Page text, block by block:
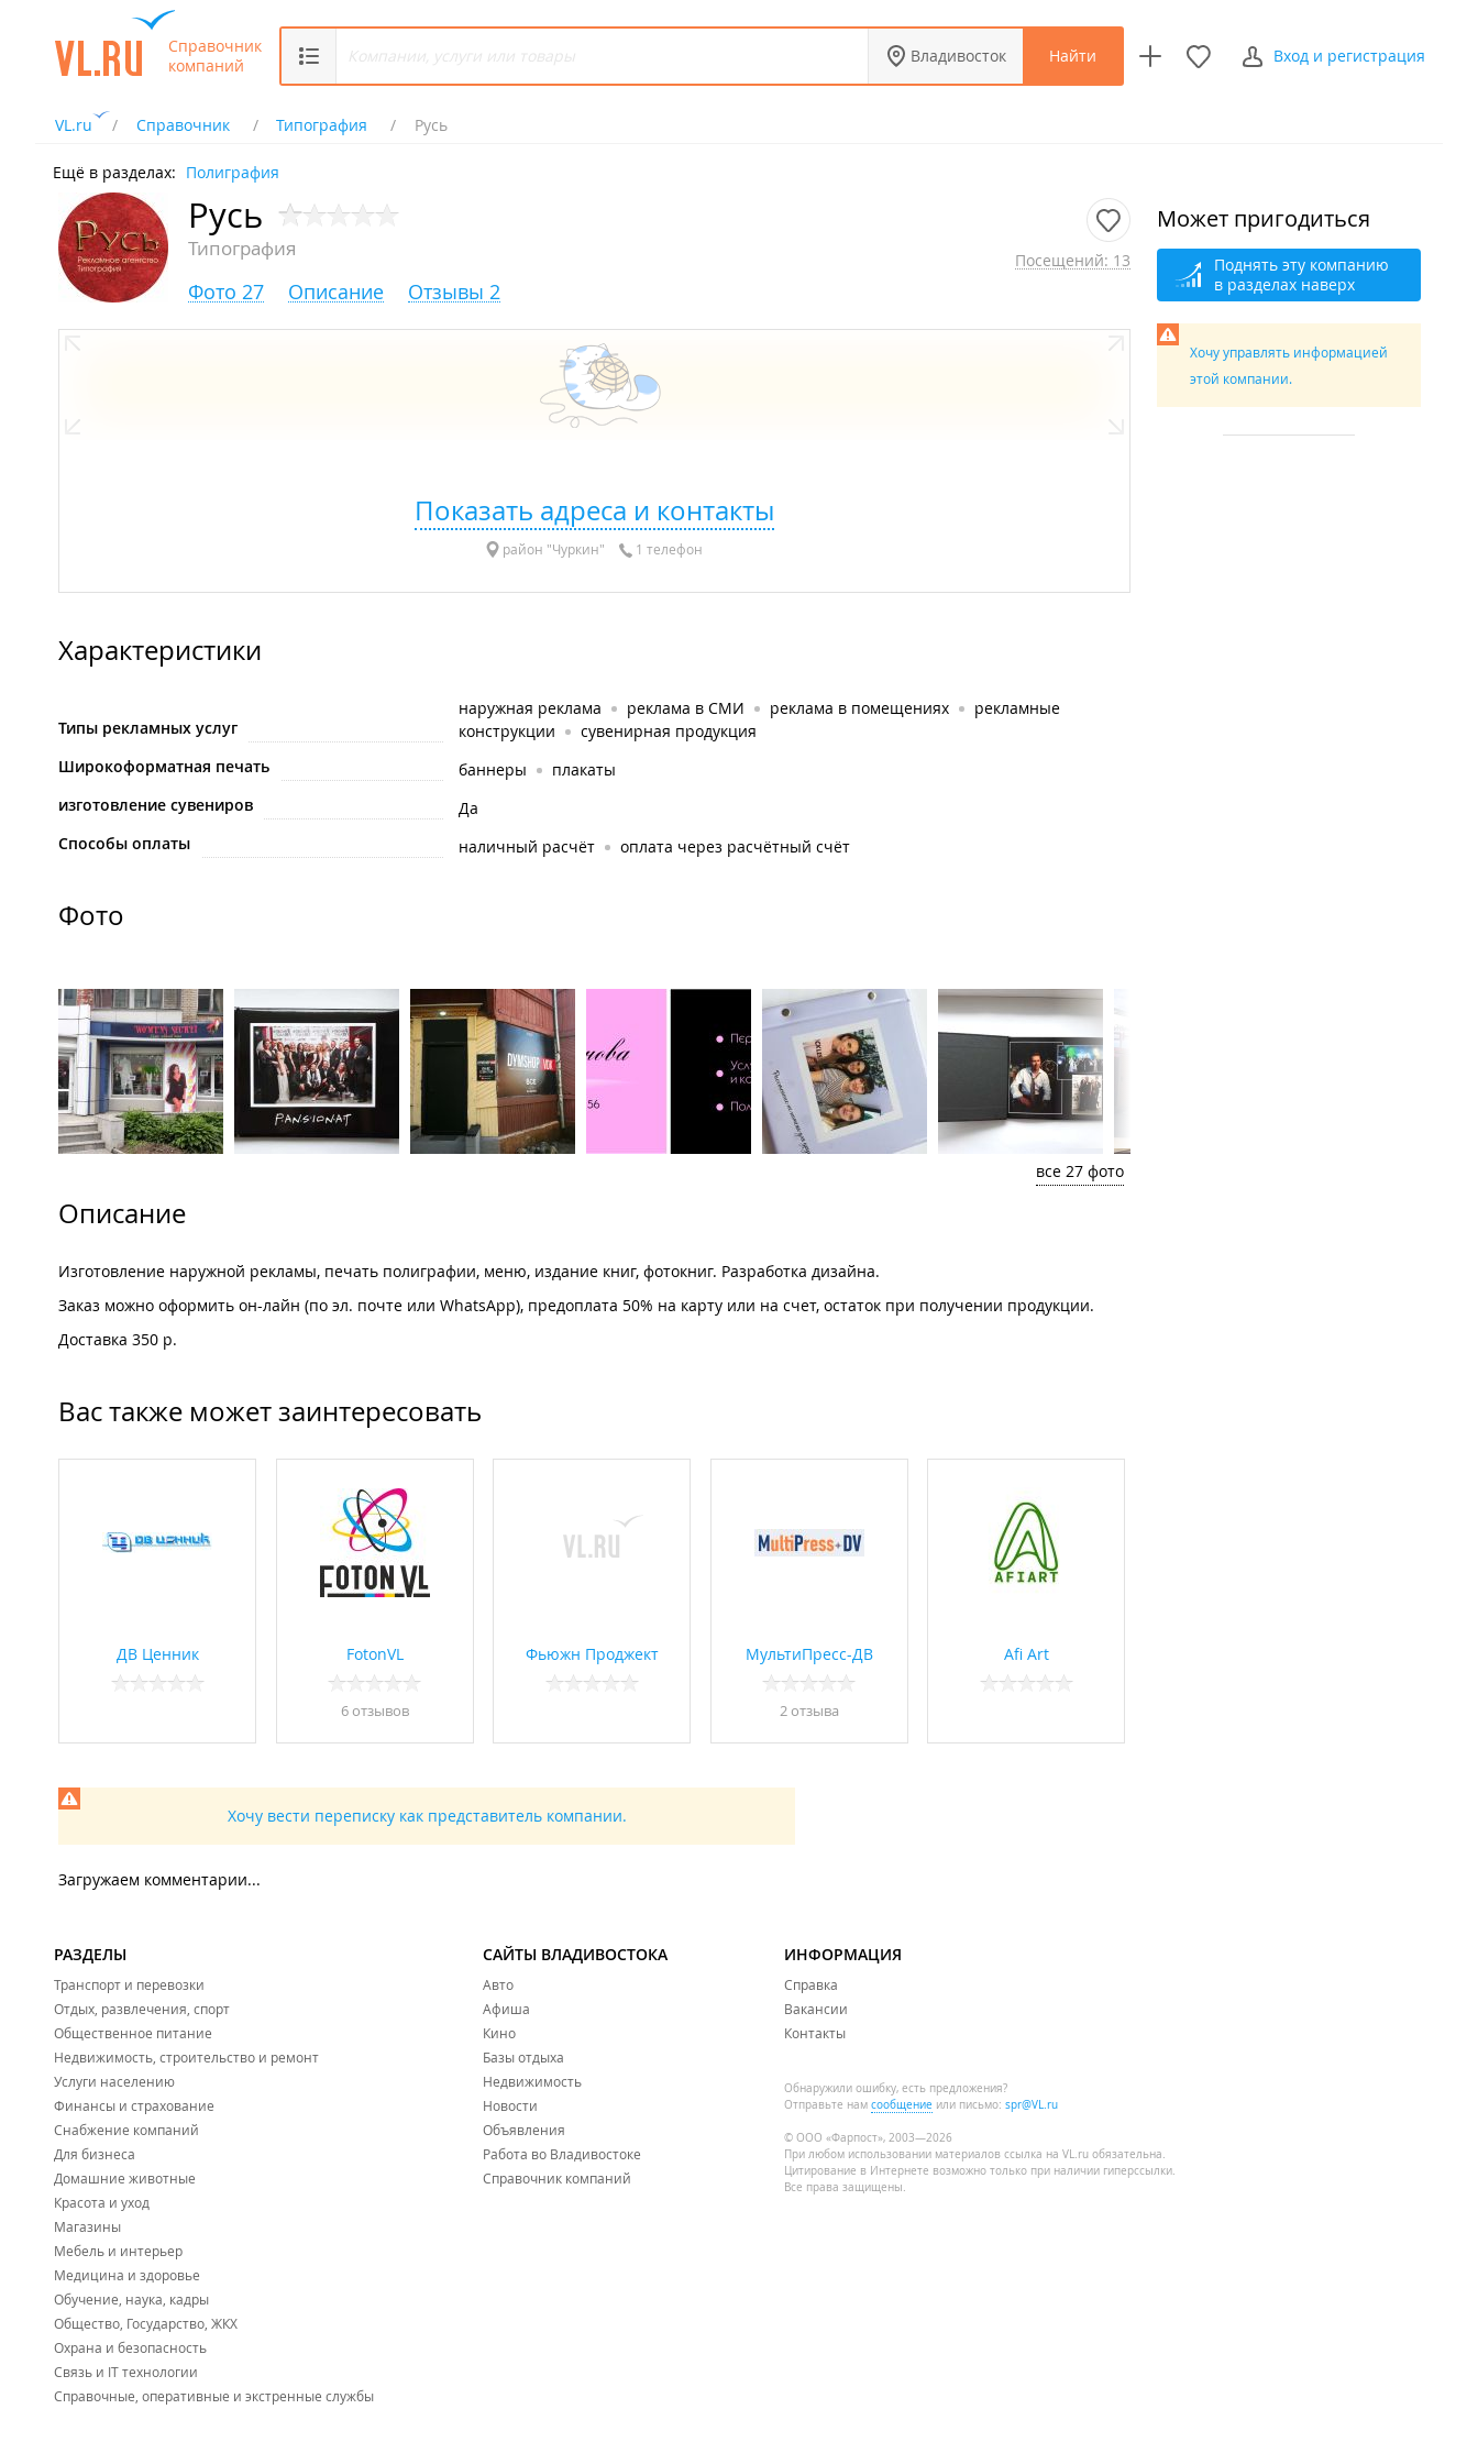
Справочник
компаний
Владивосток Найти Вход и регистрация
VL.ru Справочник Типография Русь
Ещё в разделах: Полиграфия
Русь
Типография Посещений: 13
Фото 27 Описание Отзывы 2
Показать адреса и контакты
район "Чуркин" 1 телефон
Характеристики
Типы рекламных услуг
наружная реклама реклама в СМИ реклама в помещениях
рекламные
конструкции
сувенирная продукция
Широкоформатная печать
баннеры
плакаты
изготовление сувениров
Да
Способы оплаты
наличный расчёт оплата через расчётный счёт
Фото
все 27 фото
Описание
Изготовление наружной рекламы, печать полиграфии, меню, издание книг, фотокниг. Разработка дизайна.
Заказ можно оформить он-лайн (по эл. почте или WhatsApp), предоплата 50% на карту или на счет, остаток при получении продукции.
Доставка 350 р.
Вас также может заинтересовать
ДВ Ценник FotonVL
6 отзывов
Фьюжн Проджект МультиПресс-ДВ
2 отзывa
Afi Art
Хочу вести переписку как представитель компании.
Загружаем комментарии...
Может пригодиться
Поднять эту компанию
в разделах наверх
Хочу управлять информацией
этой компании.
РАЗДЕЛЫ
Транспорт и перевозки
Отдых, развлечения, спорт
Общественное питание
Недвижимость, строительство и ремонт
Услуги населению
Финансы и страхование
Снабжение компаний
Для бизнеса
Домашние животные
Красота и уход
Магазины
Мебель и интерьер
Медицина и здоровье
Обучение, наука, кадры
Общество, Государство, ЖКХ
Охрана и безопасность
Связь и IT технологии
Справочные, оперативные и экстренные службы
САЙТЫ ВЛАДИВОСТОКА
Авто
Афиша
Кино
Базы отдыха
Недвижимость
Новости
Объявления
Работа во Владивостоке
Справочник компаний
ИНФОРМАЦИЯ
Справка
Вакансии
Контакты
Обнаружили ошибку, есть предложения?
Отправьте нам сообщение или письмо: spr@VL.ru
© ООО «Фарпост», 2003—2026
При любом использовании материалов ссылка на VL.ru обязательна.
Цитирование в Интернете возможно только при наличии гиперссылки.
Все права защищены.